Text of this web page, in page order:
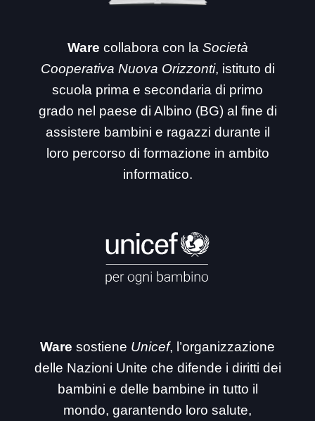
Ware collabora con la Società
Cooperativa Nuova Orizzonti, istituto di
scuola prima e secondaria di primo
grado nel paese di Albino (BG) al fine di
assistere bambini e ragazzi durante il
loro percorso di formazione in ambito
informatico.
Ware sostiene Unicef, l’organizzazione
delle Nazioni Unite che difende i diritti dei
bambini e delle bambine in tutto il
mondo, garantendo loro salute,